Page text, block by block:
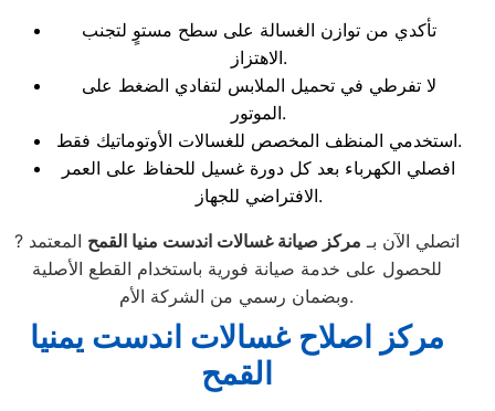
تأكدي من توازن الغسالة على سطح مستوٍ لتجنب
الاهتزاز.
لا تفرطي في تحميل الملابس لتفادي الضغط على
الموتور.
استخدمي المنظف المخصص للغسالات الأوتوماتيك فقط.
افصلي الكهرباء بعد كل دورة غسيل للحفاظ على العمر
الافتراضي للجهاز.
? اتصلي الآن بـ مركز صيانة غسالات اندست منيا القمح المعتمد
للحصول على خدمة صيانة فورية باستخدام القطع الأصلية
وبضمان رسمي من الشركة الأم.
مركز اصلاح غسالات اندست يمنيا
القمح